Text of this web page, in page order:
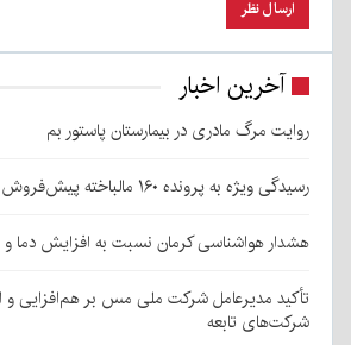
آخرین اخبار
روایت مرگ مادری در بیمارستان پاستور بم
رسیدگی ویژه به پرونده ۱۶۰ مالباخته پیش‌فروش خودرو در زرند
هشدار هواشناسی کرمان نسبت به افزایش دما
تأکید مدیرعامل شرکت ملی مس بر هم‌افزایی و
شرکت‌های تابعه